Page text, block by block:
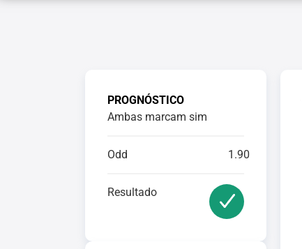
PROGNÓSTICO
Ambas marcam sim
Odd 1.90
Resultado